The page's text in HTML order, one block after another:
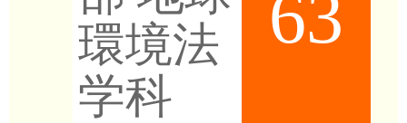
環境法
学科
63